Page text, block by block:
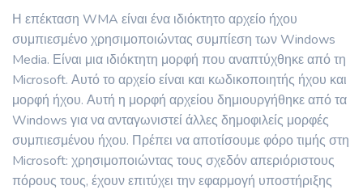
Η επέκταση WMA είναι ένα ιδιόκτητο αρχείο ήχου
συμπιεσμένο χρησιμοποιώντας συμπίεση των Windows
Media. Είναι μια ιδιόκτητη μορφή που αναπτύχθηκε από τη
Microsoft. Αυτό το αρχείο είναι και κωδικοποιητής ήχου και
μορφή ήχου. Αυτή η μορφή αρχείου δημιουργήθηκε από τα
Windows για να ανταγωνιστεί άλλες δημοφιλείς μορφές
συμπιεσμένου ήχου. Πρέπει να αποτίσουμε φόρο τιμής στη
Microsoft: χρησιμοποιώντας τους σχεδόν απεριόριστους
πόρους τους, έχουν επιτύχει την εφαρμογή υποστήριξης